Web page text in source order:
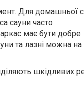
Для домашньої
сауни часто
має бути добре
та лазні можна на
шкідливих